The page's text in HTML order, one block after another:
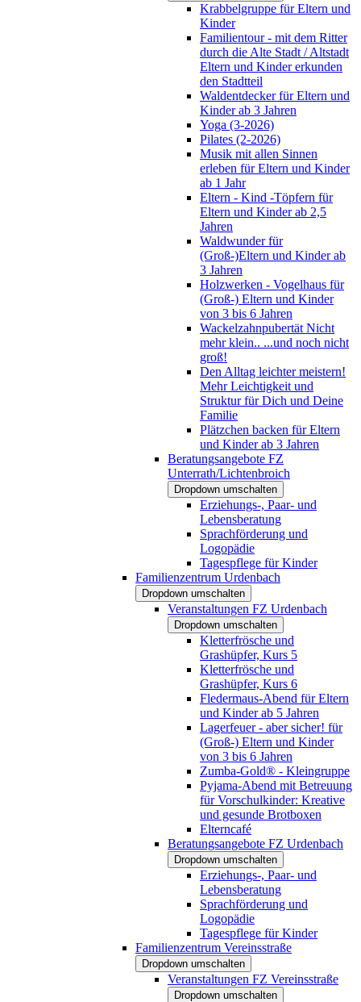
Krabbelgruppe für Eltern und
Kinder
Familientour - mit dem Ritter
durch die Alte Stadt / Altstadt
Eltern und Kinder erkunden
den Stadtteil
Waldentdecker für Eltern und
Kinder ab 3 Jahren
Yoga (3-2026)
Pilates (2-2026)
Musik mit allen Sinnen
erleben für Eltern und Kinder
ab 1 Jahr
Eltern - Kind -Töpfern für
Eltern und Kinder ab 2,5
Jahren
Waldwunder für
(Groß-)Eltern und Kinder ab
3 Jahren
Holzwerken - Vogelhaus für
(Groß-) Eltern und Kinder
von 3 bis 6 Jahren
Wackelzahnpubertät Nicht
mehr klein.. ...und noch nicht
groß!
Den Alltag leichter meistern!
Mehr Leichtigkeit und
Struktur für Dich und Deine
Familie
Plätzchen backen für Eltern
und Kinder ab 3 Jahren
Beratungsangebote FZ
Unterrath/Lichtenbroich
Dropdown umschalten
Erziehungs-, Paar- und
Lebensberatung
Sprachförderung und
Logopädie
Tagespflege für Kinder
Familienzentrum Urdenbach
Dropdown umschalten
Veranstaltungen FZ Urdenbach
Dropdown umschalten
Kletterfrösche und
Grashüpfer, Kurs 5
Kletterfrösche und
Grashüpfer, Kurs 6
Fledermaus-Abend für Eltern
und Kinder ab 5 Jahren
Lagerfeuer - aber sicher! für
(Groß-) Eltern und Kinder
von 3 bis 6 Jahren
Zumba-Gold® - Kleingruppe
Pyjama-Abend mit Betreuung
für Vorschulkinder: Kreative
und gesunde Brotboxen
Elterncafé
Beratungsangebote FZ Urdenbach
Dropdown umschalten
Erziehungs-, Paar- und
Lebensberatung
Sprachförderung und
Logopädie
Tagespflege für Kinder
Familienzentrum Vereinsstraße
Dropdown umschalten
Veranstaltungen FZ Vereinsstraße
Dropdown umschalten